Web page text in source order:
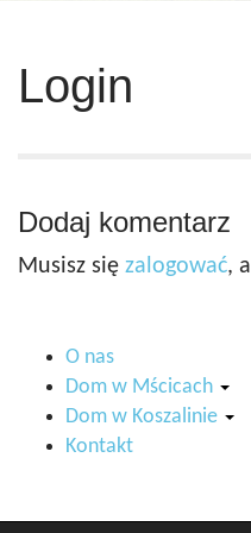
Login
Dodaj komentarz
Musisz się zalogować,
O nas
Dom w Mścicach
Dom w Koszalinie
Kontakt